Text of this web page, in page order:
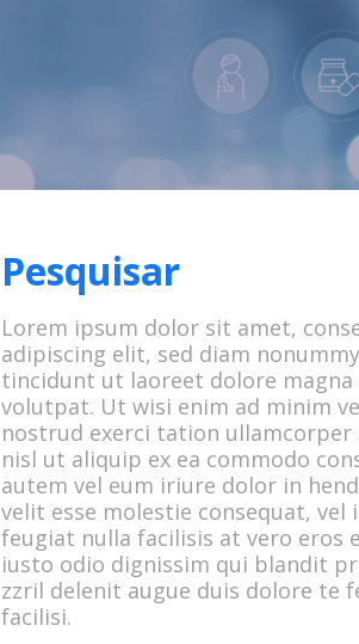
Pesquisar
Lorem ipsum dolor sit amet,
adipiscing elit, sed diam
tincidunt ut laoreet dolore magna
volutpat. Ut wisi enim ad minim
nostrud exerci tation
nisl ut aliquip ex ea commodo
autem vel eum iriure dolor in
velit esse molestie consequat, vel
feugiat nulla facilisis at vero eros
iusto odio dignissim qui blandit
zzril delenit augue duis dolore te
facilisi.